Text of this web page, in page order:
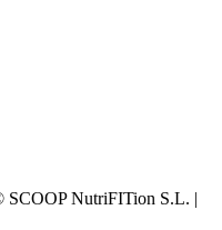
SCOOP NutriFITion S.L. |